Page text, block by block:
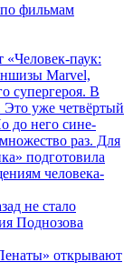
по фильмам
паук:
Marvel,
супергероя. В
уже четвёртый
до него сине-
раз. Для
подготовила
человека-
не стало
Поднозова
открывают